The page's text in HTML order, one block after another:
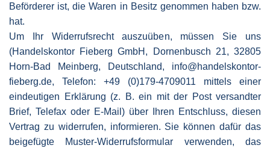
Beförderer ist, die Waren in Besitz genommen haben bzw.
hat.
Um Ihr Widerrufsrecht auszuüben, müssen Sie uns
(Handelskontor Fieberg GmbH, Dornenbusch 21, 32805
Horn-Bad Meinberg, Deutschland, info@handelskontor-
fieberg.de, Telefon: +49 (0)179-4709011 mittels einer
eindeutigen Erklärung (z. B. ein mit der Post versandter
Brief, Telefax oder E-Mail) über Ihren Entschluss, diesen
Vertrag zu widerrufen, informieren. Sie können dafür das
beigefügte Muster-Widerrufsformular verwenden, das